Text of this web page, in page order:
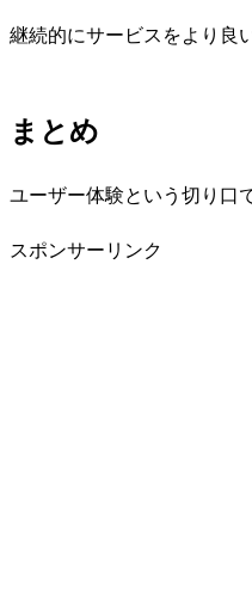
継続的にサービスをより良
まとめ
ユーザー体験という切り口
スポンサーリンク